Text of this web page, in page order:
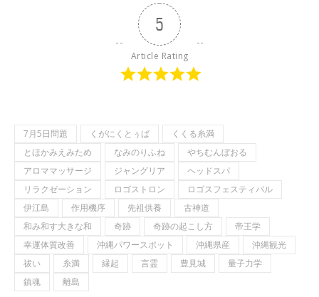
5
Article Rating
7月5日問題 くがにくとぅば
くくる糸満
とほかみえみため
なみのりふね
やちむんぼおる
アロママッサージ
ジャングリア
ヘッドスパ
リラクゼーション
ロゴストロン
ロゴスフェスティバル
伊江島
作用機序 先祖供養
古神道
和み和す大きな和
奇跡 奇跡の起こし方
帝王学
幸運体質改善
沖縄パワースポット 沖縄県産
沖縄観光
祓い
糸満 縁起 言霊 豊見城
量子力学
鎮魂
離島